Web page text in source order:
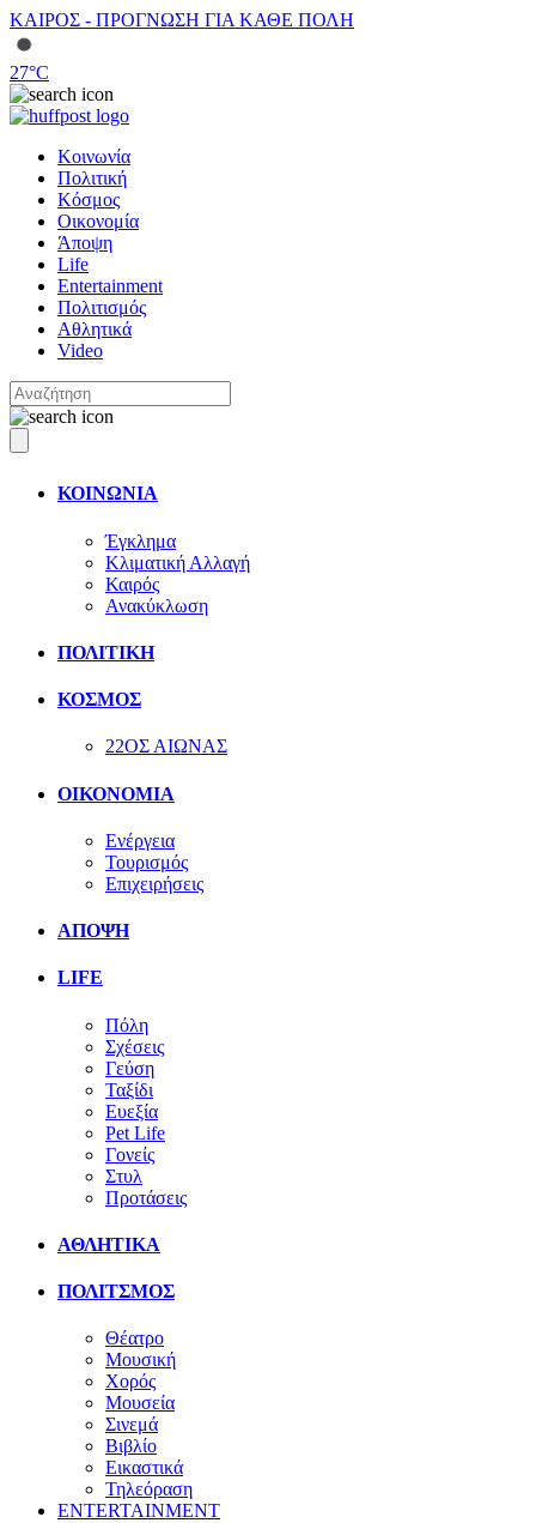
ΚΑΙΡΟΣ - ΠΡΟΓΝΩΣΗ ΓΙΑ ΚΑΘΕ ΠΟΛΗ
27°C
Κοινωνία
Πολιτική
Κόσμος
Οικονομία
Άποψη
Life
Entertainment
Πολιτισμός
Αθλητικά
Video
ΚΟΙΝΩΝΙΑ
Έγκλημα
Κλιματική Αλλαγή
Καιρός
Ανακύκλωση
ΠΟΛΙΤΙΚΗ
ΚΟΣΜΟΣ
22ΟΣ ΑΙΩΝΑΣ
ΟΙΚΟΝΟΜΙΑ
Ενέργεια
Τουρισμός
Επιχειρήσεις
ΑΠΟΨΗ
LIFE
Πόλη
Σχέσεις
Γεύση
Ταξίδι
Ευεξία
Pet Life
Γονείς
Στυλ
Προτάσεις
ΑΘΛΗΤΙΚΑ
ΠΟΛΙΤΣΜΟΣ
Θέατρο
Μουσική
Χορός
Μουσεία
Σινεμά
Βιβλίο
Εικαστικά
Τηλεόραση
ENTERTAINMENT